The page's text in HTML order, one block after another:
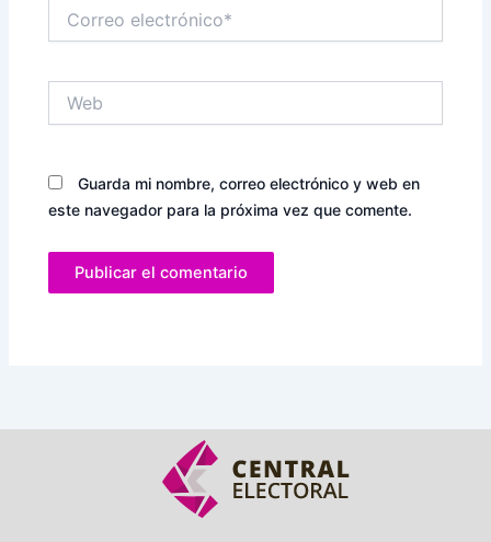
electrónico*
Guarda mi nombre, correo electrónico y web en
este navegador para la próxima vez que comente.